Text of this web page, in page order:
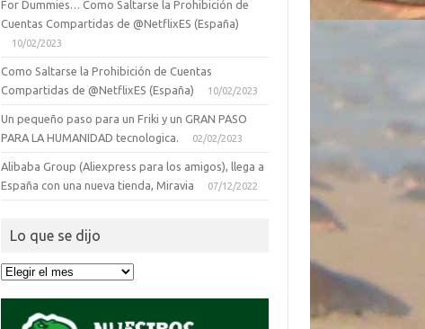
For Dummies… Como Saltarse la Prohibición de
Cuentas Compartidas de @NetflixES (España)
10/02/2023
Como Saltarse la Prohibición de Cuentas
Compartidas de @NetflixES (España)
10/02/2023
Un pequeño paso para un Friki y un GRAN PASO
PARA LA HUMANIDAD tecnologica.
02/02/2023
Alibaba Group (Aliexpress para los amigos), llega a
España con una nueva tienda, Miravia
07/12/2022
Lo que se dijo
Lo